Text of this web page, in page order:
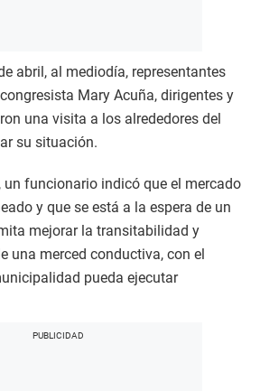
abril, al mediodía, representantes
Mary Acuña, dirigentes y
una visita a los alrededores del
su situación.
un funcionario indicó que el mercado
y que se está a la espera de un
mejorar la transitabilidad y
una merced conductiva, con el
pueda ejecutar